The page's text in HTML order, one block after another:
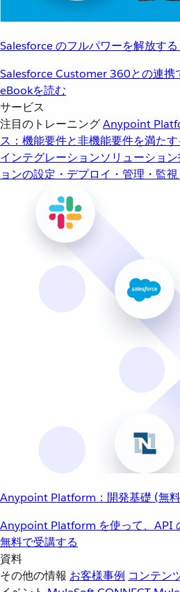
Salesforce のフルパワーを解放す
Salesforce Customer 360との連携
eBookを読む
サービス
注目のトレーニングAnypoint
ス：機能要件と非機能要件を満た
インテグレーションソリューション
ョンの設定・デプロイ・管理・監視
Anypoint Platform：開発基礎 (無
Anypoint Platform を使って、API
無料で受講する
資料
その他の情報 お客様事例 コンテン